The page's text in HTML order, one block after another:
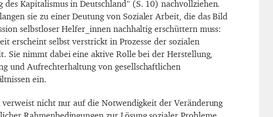
des Kapitalismus in Deutschland” (S. 10) nachvollziehen.
sie zu einer Deutung von Sozialer Arbeit, die das Bild
selbstloser Helfer_innen nachhaltig erschüttern muss:
erscheint selbst verstrickt in Prozesse der sozialen
Sie nimmt dabei eine aktive Rolle bei der Herstellung,
und Aufrechterhaltung von gesellschaftlichen
ein.
verweist nicht nur auf die Notwendigkeit der Veränderung